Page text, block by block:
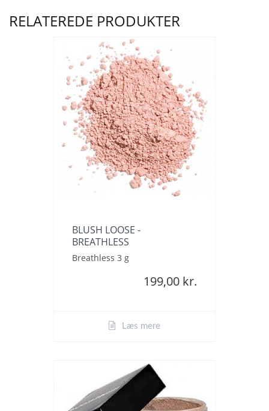
RELATEREDE PRODUKTER
BLUSH LOOSE -
BREATHLESS
Breathless 3 g
199,00 kr.
Læs mere